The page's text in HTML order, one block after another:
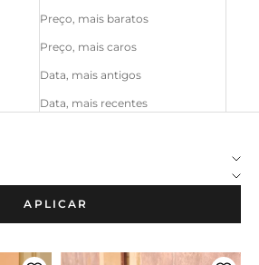
Preço, mais baratos
Preço, mais caros
Data, mais antigos
Data, mais recentes
APLICAR